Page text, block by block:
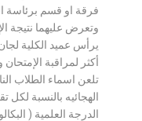
فرقة او قسم برئاسة
وتعرض عليهما نتيجة
يرأس عميد الكلية
أكثر لمراقبة الإمتحان
تلعن اسماء الطلاب
الهجائيه بالنسبة لكل
الدرجة العلمية (